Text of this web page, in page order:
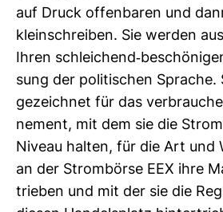
auf Druck offen­baren und
klein­schreiben. Sie werden
Ihren schlei­chend-​
sung der poli­ti­schen
ge­zeichnet für das
ne­ment, mit dem sie die
Niveau halten, für die Art und
an der Strom­börse EEX ihre
trieben und mit der sie die